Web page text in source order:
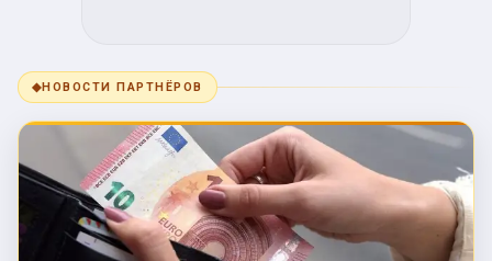
◆НОВОСТИ ПАРТНЁРОВ